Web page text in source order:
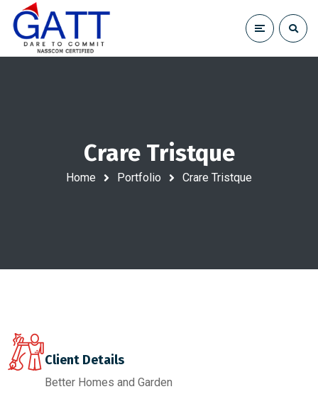
Crare Tristque
Home Portfolio Crare Tristque
Client Details
Better Homes and Garden